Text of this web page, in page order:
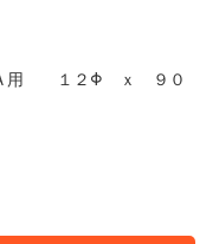
Ａ用 １２Φ ｘ ９０